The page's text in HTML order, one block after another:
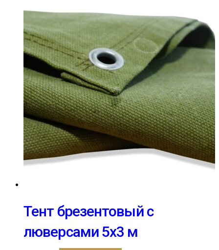
Тент брезентовый с
люверсами 5х3 м